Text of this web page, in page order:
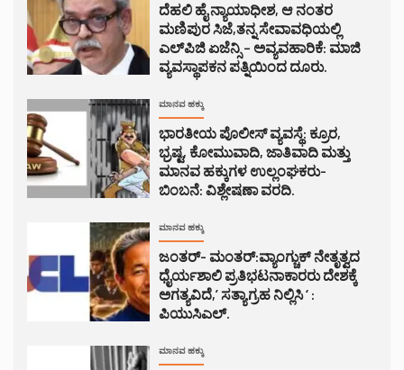
ದೆಹಲಿ ಹೈ ನ್ಯಾಯಾಧೀಶ, ಆ ನಂತರ
ಮಣಿಪುರ ಸಿಜೆ,ತನ್ನ ಸೇವಾವಧಿಯಲ್ಲಿ
ಎಲ್‌ಪಿಜಿ ಏಜೆನ್ಸಿ – ಅವ್ಯವಹಾರಿಕೆ: ಮಾಜಿ
ವ್ಯವಸ್ಥಾಪಕನ ಪತ್ನಿಯಿಂದ ದೂರು.
ಮಾನವ ಹಕ್ಕು
ಭಾರತೀಯ ಪೊಲೀಸ್ ವ್ಯವಸ್ಥೆ: ಕ್ರೂರ,
ಭ್ರಷ್ಟ, ಕೋಮುವಾದಿ, ಜಾತಿವಾದಿ ಮತ್ತು
ಮಾನವ ಹಕ್ಕುಗಳ ಉಲ್ಲಂಘಕರು-
ಬಿಂಬನೆ: ವಿಶ್ಲೇಷಣಾ ವರದಿ.
ಮಾನವ ಹಕ್ಕು
ಜಂತರ್- ಮಂತರ್:ವ್ಯಾಂಗ್ಚುಕ್ ನೇತೃತ್ವದ
ಧೈರ್ಯಶಾಲಿ ಪ್ರತಿಭಟನಾಕಾರರು ದೇಶಕ್ಕೆ
ಅಗತ್ಯವಿದೆ,’ ಸತ್ಯಾಗ್ರಹ ನಿಲ್ಲಿಸಿ ‘ :
ಪಿಯುಸಿಎಲ್.
ಮಾನವ ಹಕ್ಕು